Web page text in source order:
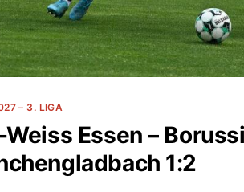
– 3. LIGA
Weiss Essen –
1:2